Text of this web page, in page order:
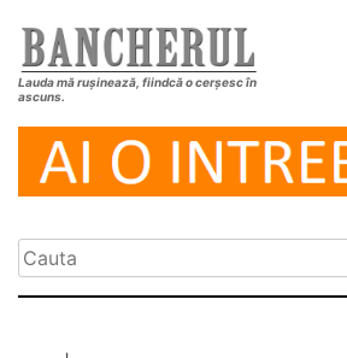
Lauda mă rușinează, fiindcă o cerșesc în
ascuns.